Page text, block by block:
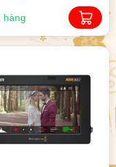
hàng